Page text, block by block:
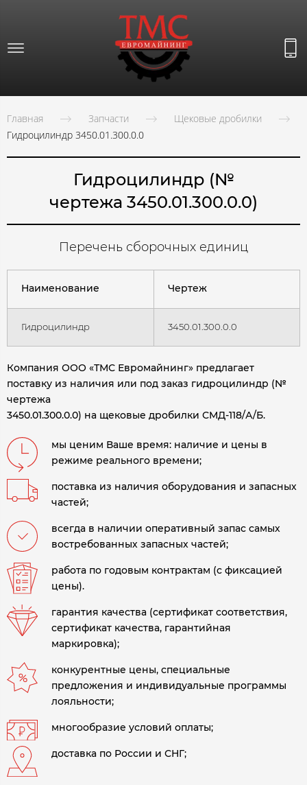
Главная Запчасти
Щековые дробилки
Гидроцилиндр 3450.01.300.0.0
Гидроцилиндр (№
чертежа 3450.01.300.0.0)
Перечень сборочных единиц
Наименование Чертеж
Гидроцилиндр 3450.01.300.0.0
Компания ООО «ТМС Евромайнинг» предлагает
поставку из наличия или под заказ гидроцилиндр (№
чертежа
3450.01.300.0.0) на щековые дробилки СМД-118/А/Б.
мы ценим Ваше время: наличие и цены в
режиме реального времени;
поставка из наличия оборудования и запасных
частей;
всегда в наличии оперативный запас самых
востребованных запасных частей;
работа по годовым контрактам (с фиксацией
цены).
гарантия качества (сертификат соответствия,
сертификат качества, гарантийная
маркировка);
конкурентные цены, специальные
предложения и индивидуальные программы
лояльности;
многообразие условий оплаты;
доставка по России и СНГ;